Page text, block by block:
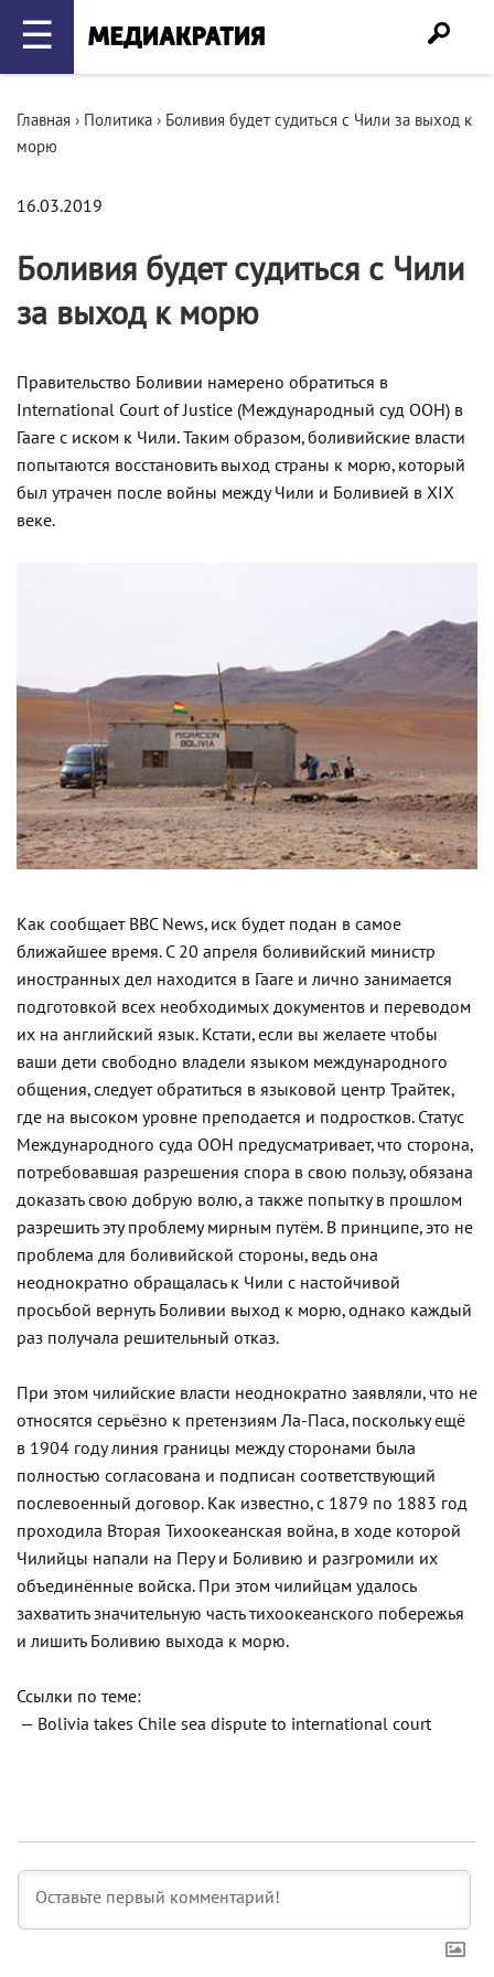
☰
Главная › Политика › Боливия будет судиться с Чили за выход к
морю
16.03.2019
Боливия будет судиться с Чили
за выход к морю
Правительство Боливии намерено обратиться в
International Court of Justice (Международный суд ООН) в
Гааге с иском к Чили. Таким образом, боливийские власти
попытаются восстановить выход страны к морю, который
был утрачен после войны между Чили и Боливией в XIX
веке.
Как сообщает BBC News, иск будет подан в самое
ближайшее время. С 20 апреля боливийский министр
иностранных дел находится в Гааге и лично занимается
подготовкой всех необходимых документов и переводом
их на английский язык. Кстати, если вы желаете чтобы
ваши дети свободно владели языком международного
общения, следует обратиться в языковой центр Трайтек,
где на высоком уровне преподается и подростков. Статус
Международного суда ООН предусматривает, что сторона,
потребовавшая разрешения спора в свою пользу, обязана
доказать свою добрую волю, а также попытку в прошлом
разрешить эту проблему мирным путём. В принципе, это не
проблема для боливийской стороны, ведь она
неоднократно обращалась к Чили с настойчивой
просьбой вернуть Боливии выход к морю, однако каждый
раз получала решительный отказ.
При этом чилийские власти неоднократно заявляли, что не
относятся серьёзно к претензиям Ла-Паса, поскольку ещё
в 1904 году линия границы между сторонами была
полностью согласована и подписан соответствующий
послевоенный договор. Как известно, с 1879 по 1883 год
проходила Вторая Тихоокеанская война, в ходе которой
Чилийцы напали на Перу и Боливию и разгромили их
объединённые войска. При этом чилийцам удалось
захватить значительную часть тихоокеанского побережья
и лишить Боливию выхода к морю.
Ссылки по теме:
— Bolivia takes Chile sea dispute to international court